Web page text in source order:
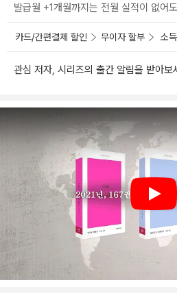
발급월 +1개월까지는 전월 실적이 없어
카드/간편결제 할인 무이자 할부 소
관심 저자, 시리즈의 출간 알림을 받아보
Play